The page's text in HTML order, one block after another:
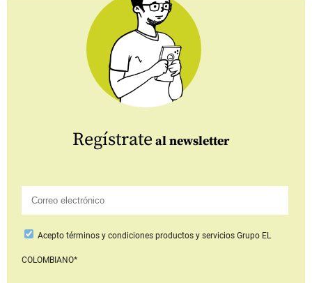
Regístrate al newsletter
Aceptotérminos y condiciones productos y serviciosGrupo EL
COLOMBIANO*